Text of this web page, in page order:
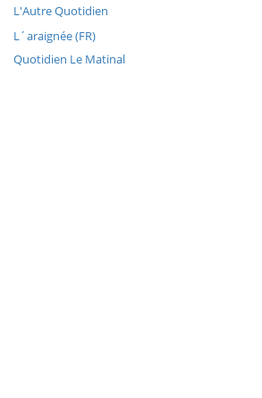
L'Autre Quotidien
L´araignée (FR)
Quotidien Le Matinal